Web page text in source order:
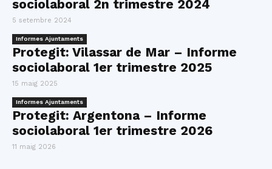
sociolaboral 2n trimestre 2024
5 setembre 2024
Informes Ajuntaments
Protegit: Vilassar de Mar – Informe
sociolaboral 1er trimestre 2025
15 maig 2025
Informes Ajuntaments
Protegit: Argentona – Informe
sociolaboral 1er trimestre 2026
11 maig 2026